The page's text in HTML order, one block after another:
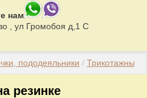
нам
, ул Громобоя д,1 С
пододеяльники / Трикотажные
резинке